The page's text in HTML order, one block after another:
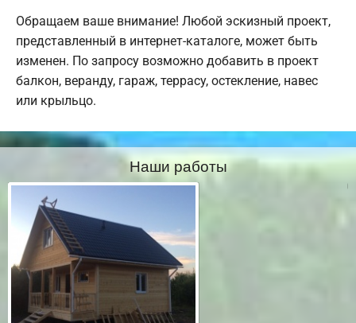
Обращаем ваше внимание! Любой эскизный проект,
представленный в интернет-каталоге, может быть
изменен. По запросу возможно добавить в проект
балкон, веранду, гараж, террасу, остекление, навес
или крыльцо.
Наши работы